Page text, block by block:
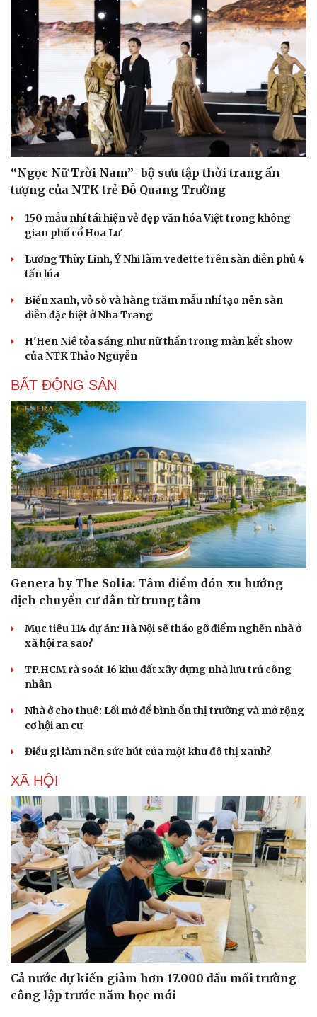
Sân khấu - Điện ảnh
Văn học
Âm nhạc
Giải trí
Nghệ sĩ
Thời trang
“Ngọc Nữ Trời Nam”- bộ sưu tập thời trang ấn
tượng của NTK trẻ Đỗ Quang Trường
150 mẫu nhí tái hiện vẻ đẹp văn hóa Việt trong không
gian phố cổ Hoa Lư
Lương Thùy Linh, Ý Nhi làm vedette trên sàn diễn phủ 4
tấn lúa
Biển xanh, vỏ sò và hàng trăm mẫu nhí tạo nên sàn
diễn đặc biệt ở Nha Trang
H'Hen Niê tỏa sáng như nữ thần trong màn kết show
của NTK Thảo Nguyễn
BẤT ĐỘNG SẢN
Genera by The Solia: Tâm điểm đón xu hướng
dịch chuyển cư dân từ trung tâm
Mục tiêu 114 dự án: Hà Nội sẽ tháo gỡ điểm nghẽn nhà ở
xã hội ra sao?
TP.HCM rà soát 16 khu đất xây dựng nhà lưu trú công
nhân
Nhà ở cho thuê: Lối mở để bình ổn thị trường và mở rộng
cơ hội an cư
Điều gì làm nên sức hút của một khu đô thị xanh?
XÃ HỘI
Cả nước dự kiến giảm hơn 17.000 đầu mối trường
công lập trước năm học mới